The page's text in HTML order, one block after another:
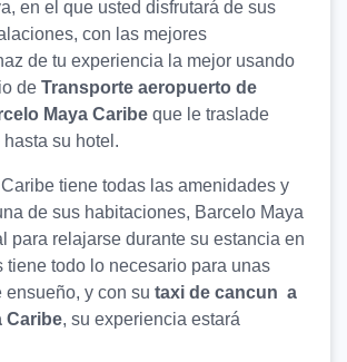
en el que usted disfrutará de sus
con las mejores
de tu experiencia la mejor usando
de Transporte aeropuerto de
Maya Caribe que le traslade
su hotel.
tiene todas las amenidades y
de sus habitaciones, Barcelo Maya
para relajarse durante su estancia en
tiene todo lo necesario para unas
y con su taxi de cancun a
Caribe, su experiencia estará